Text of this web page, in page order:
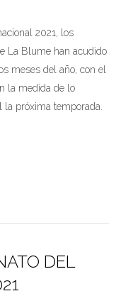
2021, los
La Blume han acudido
meses del año, con el
la medida de lo
la próxima temporada.
DEL